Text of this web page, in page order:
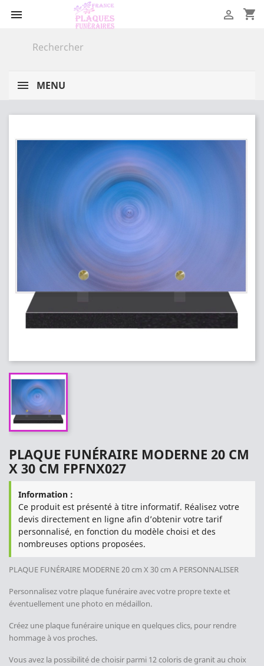
 shopping_cart

MENU
PLAQUE FUNÉRAIRE MODERNE 20 CM
X 30 CM FPFNX027
Information :
Ce produit est présenté à titre informatif. Réalisez votre
devis directement en ligne afin d’obtenir votre tarif
personnalisé, en fonction du modèle choisi et des
nombreuses options proposées.
PLAQUE FUNÉRAIRE MODERNE20 cm X 30 cm A PERSONNALISER
Personnalisez votre plaque funéraire avec votre propre texte et
éventuellement une photo en médaillon.
Créez une plaque funéraire unique en quelques clics, pour rendre
hommage à vos proches.
Vous avez la possibilité de choisir parmi 12 coloris de granit au choix